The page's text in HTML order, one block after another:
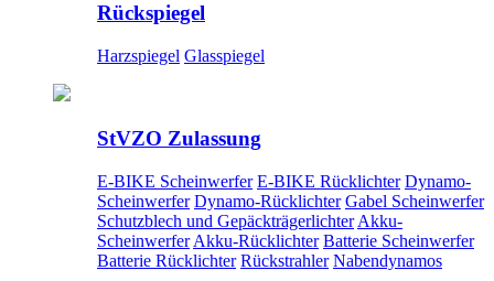
Rückspiegel
Harzspiegel Glasspiegel
StVZO Zulassung
E-BIKE Scheinwerfer E-BIKE Rücklichter Dynamo-
Scheinwerfer Dynamo-Rücklichter Gabel Scheinwerfer
Schutzblech und Gepäckträgerlichter Akku-
Scheinwerfer Akku-Rücklichter Batterie Scheinwerfer
Batterie Rücklichter Rückstrahler Nabendynamos